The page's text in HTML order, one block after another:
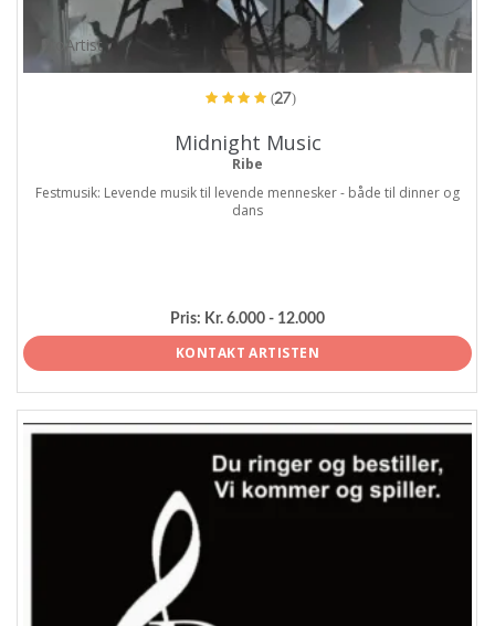
ProArtist
(27)
Midnight Music
Ribe
Festmusik: Levende musik til levende mennesker - både til dinner og
dans
Pris: Kr. 6.000 - 12.000
KONTAKT ARTISTEN